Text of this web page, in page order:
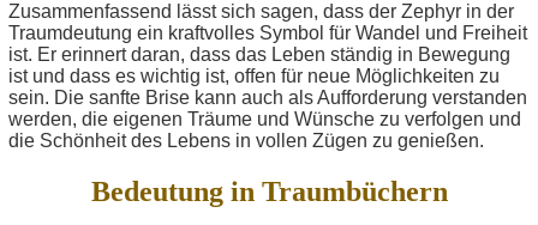
Zusammenfassend lässt sich sagen, dass der Zephyr in der
Traumdeutung ein kraftvolles Symbol für Wandel und Freiheit
ist. Er erinnert daran, dass das Leben ständig in Bewegung
ist und dass es wichtig ist, offen für neue Möglichkeiten zu
sein. Die sanfte Brise kann auch als Aufforderung verstanden
werden, die eigenen Träume und Wünsche zu verfolgen und
die Schönheit des Lebens in vollen Zügen zu genießen.
Bedeutung in Traumbüchern